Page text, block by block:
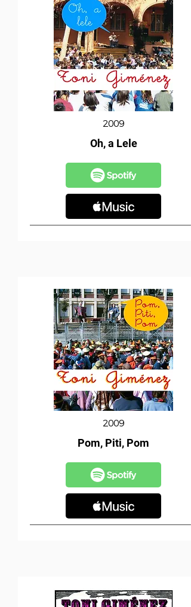
2009
Oh, a Lele
2009
Pom, Piti, Pom